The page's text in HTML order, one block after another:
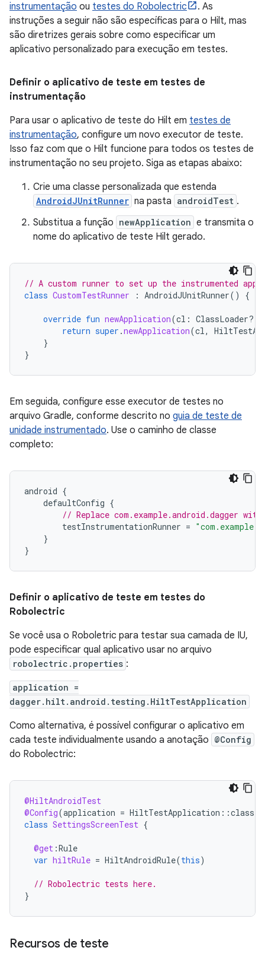
instrumentação ou testes do Robolectric
. As
instruções a seguir não são específicas para o Hilt, mas
são diretrizes gerais sobre como especificar um
aplicativo personalizado para execução em testes.
Definir o aplicativo de teste em testes de
instrumentação
Para usar o aplicativo de teste do Hilt em testes de
instrumentação, configure um novo executor de teste.
Isso faz com que o Hilt funcione para todos os testes de
instrumentação no seu projeto. Siga as etapas abaixo:
Crie uma classe personalizada que estenda
AndroidJUnitRunner na pasta androidTest .
Substitua a função newApplication e transmita o
nome do aplicativo de teste Hilt gerado.
// A custom runner to set up the instrumented
class CustomTestRunner : AndroidJUnitRunner() {
override fun newApplication(cl : ClassLoader?,
return super .newApplication(cl,
}
}
Em seguida, configure esse executor de testes no
arquivo Gradle, conforme descrito no guia de teste de
unidade instrumentado. Use o caminho de classe
completo:
android {
defaultConfig {
// Replace com.example.android.dagger
testInstrumentationRunner =
}
}
Definir o aplicativo de teste em testes do
Robolectric
Se você usa o Roboletric para testar sua camada de IU,
pode especificar qual aplicativo usar no arquivo
robolectric.properties :
application =
dagger.hilt.android.testing.HiltTestApplication
Como alternativa, é possível configurar o aplicativo em
cada teste individualmente usando a anotação @Config
do Robolectric:
@HiltAndroidTest
@Config(application = HiltTestApplication ::class
class SettingsScreenTest {
@get :Rule
var hiltRule = HiltAndroidRule(this)
// Robolectric tests here.
}
Recursos de teste